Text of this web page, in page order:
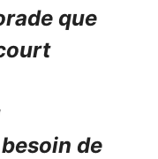
que
de